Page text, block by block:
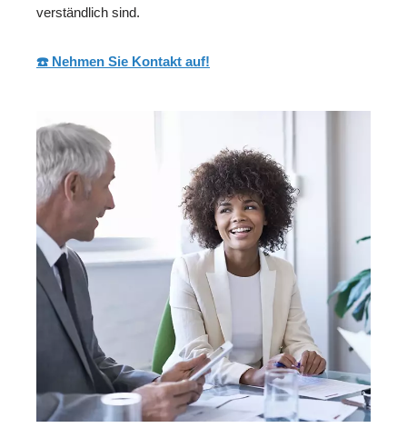
verständlich sind.
☎️ Nehmen Sie Kontakt auf!